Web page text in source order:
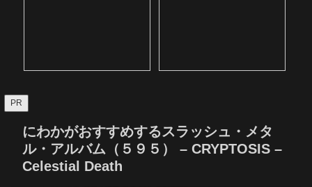
PR
にわかがおすすめするスラッシュ・メタ
ル・アルバム（５９５） – CRYPTOSIS –
Celestial Death